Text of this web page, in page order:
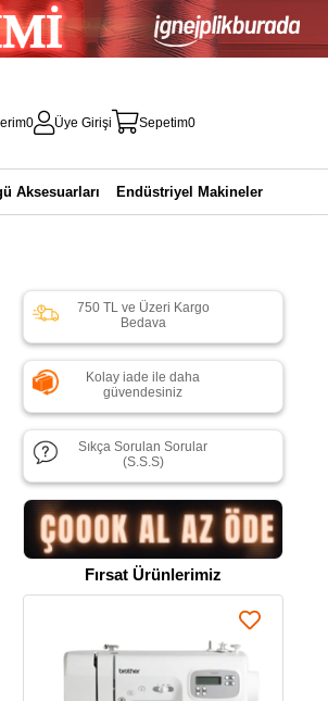
0 Üye Girişi Sepetim0
Aksesuarları Endüstriyel Makineler
% 7 İndirim
x 555.99₺ =
750 TL ve Üzeri Kargo
Bedava
Kolay iade ile daha
güvendesiniz
Sıkça Sorulan Sorular
(S.S.S)
Fırsat Ürünlerimiz